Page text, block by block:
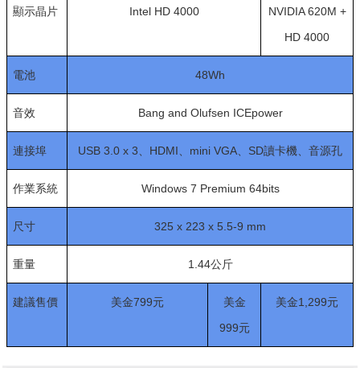
顯示晶片 Intel HD 4000
NVIDIA 620M +
HD 4000
電池 48Wh
音效 Bang and Olufsen ICEpower
連接埠 USB 3.0 x 3、HDMI、mini VGA、SD讀卡機、音源孔
作業系統 Windows 7 Premium 64bits
尺寸 325 x 223 x 5.5-9 mm
重量 1.44公斤
建議售價 美金799元
美金
999元
美金1,299元